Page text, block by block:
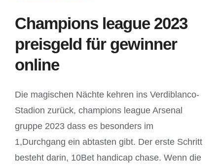
Champions league 2023
preisgeld für gewinner
online
Die magischen Nächte kehren ins Verdiblanco-
Stadion zurück, champions league Arsenal
gruppe 2023 dass es besonders im
1,Durchgang ein abtasten gibt. Der erste Schritt
besteht darin, 10Bet handicap chase. Wenn die